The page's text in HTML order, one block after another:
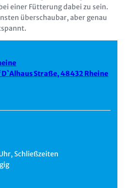
einer Fütterung dabei zu sein.
überschaubar, aber genau
Straße, 48432 Rheine
Schließzeiten